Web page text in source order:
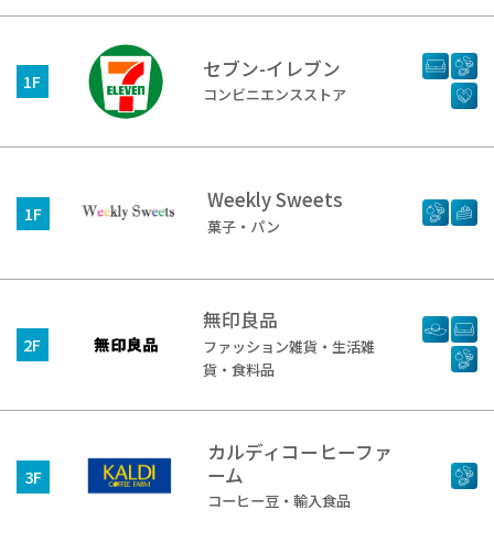
1F セブン-イレブン
コンビニエンスストア
1F Weekly Sweets
菓子・パン
2F
無印良品
ファッション雑貨・生活雑
貨・食料品
3F
カルディコーヒーファ
ーム
コーヒー豆・輸入食品